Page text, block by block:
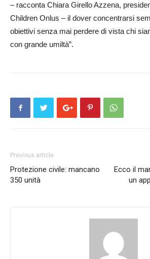
– racconta Chiara Girello Azzena,
Children Onlus – il dover concentrarsi
obiettivi senza mai perdere di vista chi
con grande umiltà”.
Previous article
Protezione civile: mancano
350 unità
Ecco il
un